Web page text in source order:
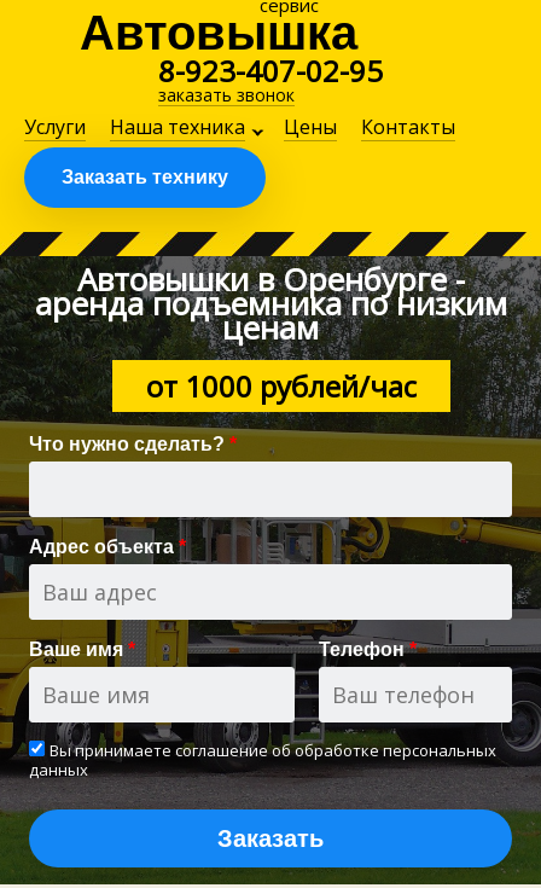
сервис
Автовышка
8-923-407-02-95
заказать звонок
Услуги Наша техника Цены Контакты
Заказать технику
Автовышки в Оренбурге -
аренда подъемника по низким
ценам
от 1000 рублей/час
Что нужно сделать? *
Адрес объекта *
Ваше имя * Телефон*
Вы принимаете соглашение об обработке персональных
данных
Заказать